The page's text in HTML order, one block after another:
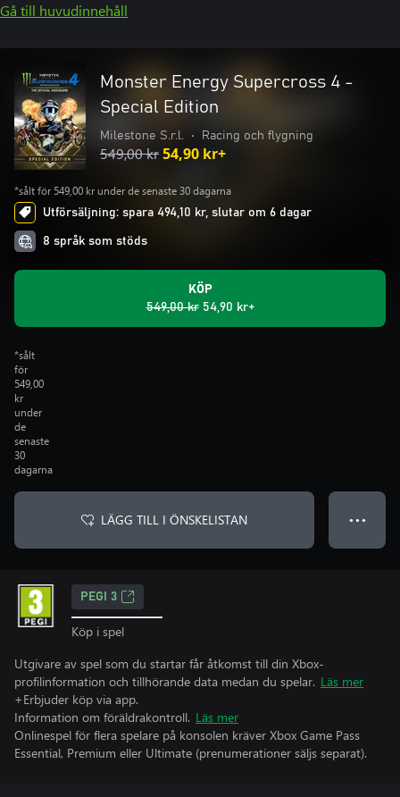
Gå till huvudinnehåll
Monster Energy Supercross 4 -
Special Edition
Milestone S.r.l. • Racing och flygning
549,00 kr54,90 kr+
*sålt för 549,00 kr under de senaste 30 dagarna
Utförsäljning: spara 494,10 kr, slutar om 6 dagar
8 språk som stöds
KÖP
549,00 kr 54,90 kr+
*sålt
för
549,00
kr
under
de
senaste
30
dagarna
LÄGG TILL I ÖNSKELISTAN ● ● ●
PEGI 3
Köp i spel
Utgivare av spel som du startar får åtkomst till din Xbox-
profilinformation och tillhörande data medan du spelar. Läs mer
+Erbjuder köp via app.
Information om föräldrakontroll. Läs mer
Onlinespel för flera spelare på konsolen kräver Xbox Game Pass
Essential, Premium eller Ultimate (prenumerationer säljs separat).